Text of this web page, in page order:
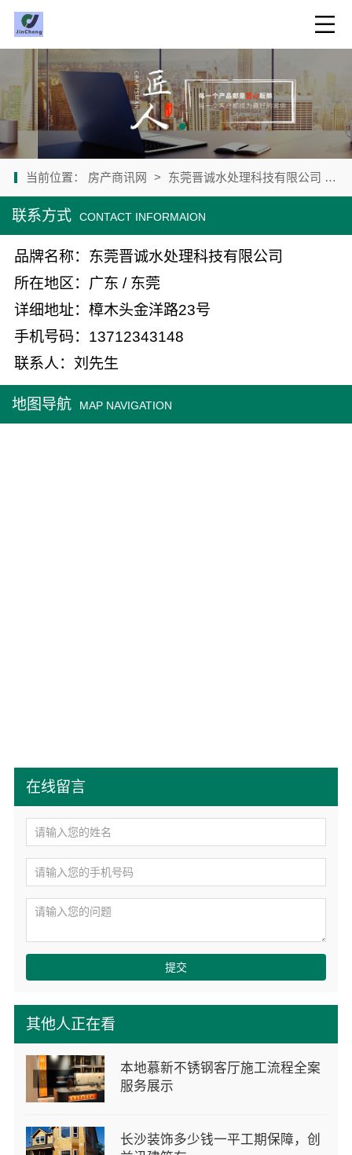
当前位置： 房产商讯网 > 东莞晋诚水处理科技有限公司 >
其他人正在看
本地慕新不锈钢客厅施工流程全案
服务展示
长沙装饰多少钱一平工期保障，创
在线留言
提交
联系方式 CONTACT INFORMAION
品牌名称：东莞晋诚水处理科技有限公司
所在地区：广东 / 东莞
详细地址：樟木头金洋路23号
手机号码：13712343148
联系人：刘先生
地图导航 MAP NAVIGATION